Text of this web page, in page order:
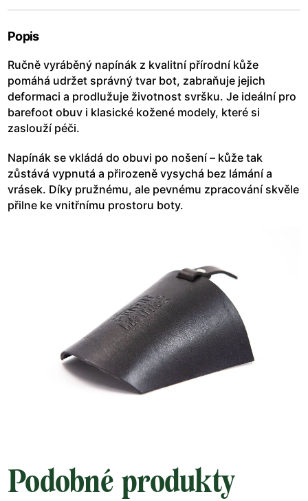
Popis
Ručně vyráběný napínák z kvalitní přírodní kůže
pomáhá udržet správný tvar bot, zabraňuje jejich
deformaci a prodlužuje životnost svršku. Je ideální pro
barefoot obuv i klasické kožené modely, které si
zaslouží péči.
Napínák se vkládá do obuvi po nošení – kůže tak
zůstává vypnutá a přirozeně vysychá bez lámání a
vrásek. Díky pružnému, ale pevnému zpracování skvěle
přilne ke vnitřnímu prostoru boty.
Podobné produkty